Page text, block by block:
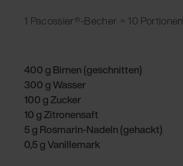
1 Pacossier®-Becher = 10 Portionen
400 g Birnen (geschnitten)
300 g Wasser
100 g Zucker
10 g Zitronensaft
5 g Rosmarin-Nadeln (gehackt)
0,5 g Vanillemark